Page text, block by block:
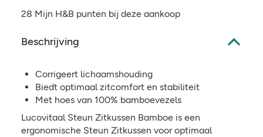
28 Mijn H&B punten bij deze aankoop
Beschrijving
Corrigeert lichaamshouding
Biedt optimaal zitcomfort en stabiliteit
Met hoes van 100% bamboevezels
Lucovitaal Steun Zitkussen Bamboe is een
ergonomische Steun Zitkussen voor optimaal